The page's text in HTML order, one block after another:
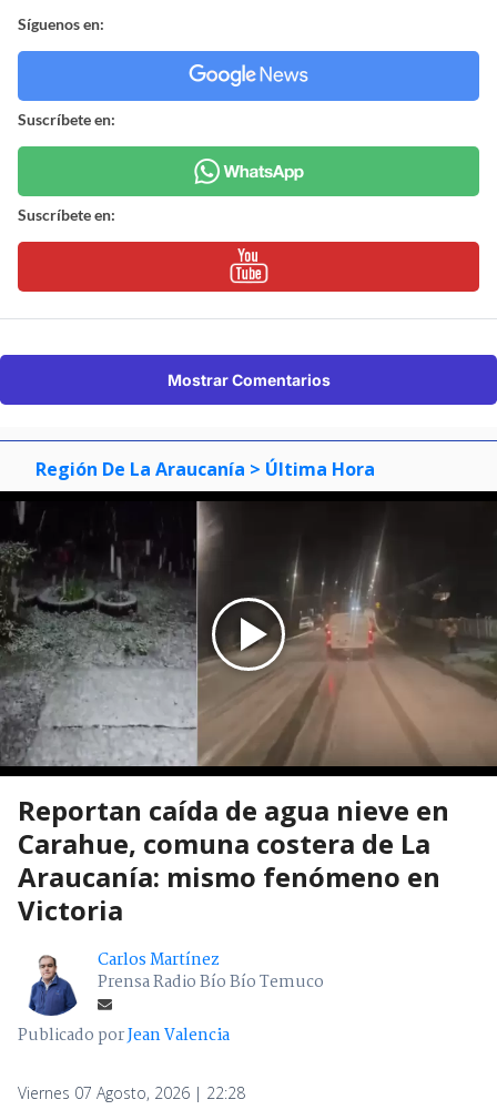
Síguenos en:
Suscríbete en:
Suscríbete en:
Mostrar Comentarios
Región De La Araucanía > Última Hora
Reportan caída de agua nieve en
Carahue, comuna costera de La
Araucanía: mismo fenómeno en
Victoria
Carlos Martínez
Prensa Radio Bío Bío Temuco
Publicado porJean Valencia
Viernes 07 Agosto, 2026 | 22:28